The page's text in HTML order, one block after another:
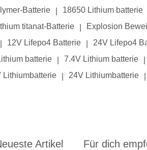
Batterie 18650 Lithium batterie
titanat-Batterie Explosion
12V Lifepo4 Batterie 24V Lifepo4
batterie 7.4V Lithium batterie
Lithiumbatterie 24V Lithiumbatterie
Artikel Für dich